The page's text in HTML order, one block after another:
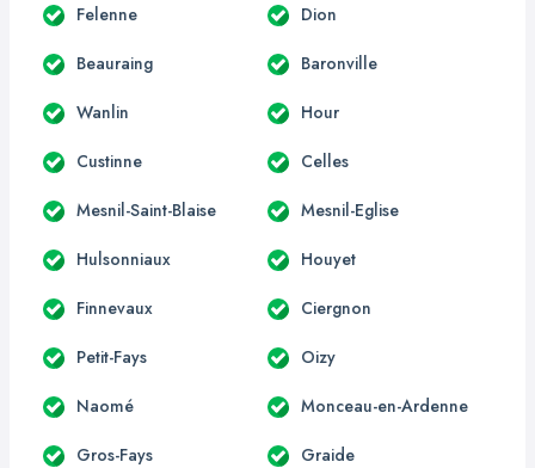
Felenne Dion
Beauraing Baronville
Wanlin Hour
Custinne Celles
Mesnil-Saint-Blaise Mesnil-Eglise
Hulsonniaux Houyet
Finnevaux Ciergnon
Petit-Fays Oizy
Naomé Monceau-en-Ardenne
Gros-Fays Graide